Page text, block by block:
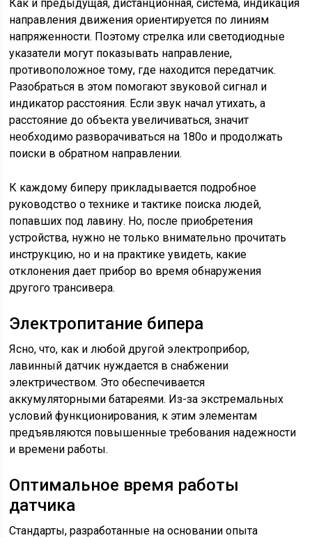
Как и предыдущая, дистанционная, система, индикация
направления движения ориентируется по линиям
напряженности. Поэтому стрелка или светодиодные
указатели могут показывать направление,
противоположное тому, где находится передатчик.
Разобраться в этом помогают звуковой сигнал и
индикатор расстояния. Если звук начал утихать, а
расстояние до объекта увеличиваться, значит
необходимо разворачиваться на 180о и продолжать
поиски в обратном направлении.
К каждому биперу прикладывается подробное
руководство о технике и тактике поиска людей,
попавших под лавину. Но, после приобретения
устройства, нужно не только внимательно прочитать
инструкцию, но и на практике увидеть, какие
отклонения дает прибор во время обнаружения
другого трансивера.
Электропитание бипера
Ясно, что, как и любой другой электроприбор,
лавинный датчик нуждается в снабжении
электричеством. Это обеспечивается
аккумуляторными батареями. Из-за экстремальных
условий функционирования, к этим элементам
предъявляются повышенные требования надежности
и времени работы.
Оптимальное время работы
датчика
Стандарты, разработанные на основании опыта